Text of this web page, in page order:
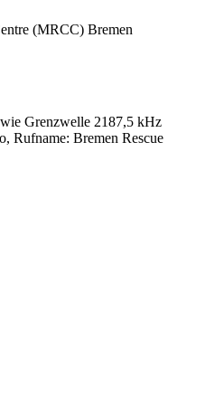
(MRCC) Bremen
Grenzwelle 2187,5 kHz
Rufname: Bremen Rescue